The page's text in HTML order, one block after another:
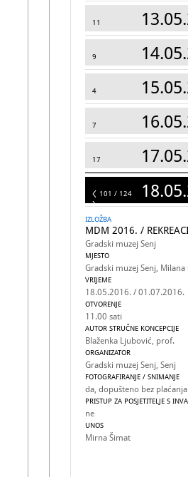
11
9
4
7
17
124101 / 124
IZLOŽBA
MDM 2016. /
Gradski muzej Senj
MJESTO
Gradski muzej Senj, Milana
VRIJEME
18.05.2016. / 01.07.2016.
OTVORENJE
11.00 sati
AUTOR STRUČNE KONCEPCIJE
Blaženka Ljubović, prof.
ORGANIZATOR
Gradski muzej Senj, Senj
FOTOGRAFIRANJE / SNIMANJE
da, dopušteno bez plaćanja
PRISTUP ZA POSJETITELJE S
ne
UNOS
Mirna Šimat